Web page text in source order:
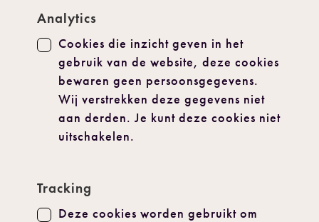
Analytics
Cookies die inzicht geven in het
gebruik van de website, deze cookies
bewaren geen persoonsgegevens.
Wij verstrekken deze gegevens niet
aan derden. Je kunt deze cookies niet
uitschakelen.
Tracking
Deze cookies worden gebruikt om